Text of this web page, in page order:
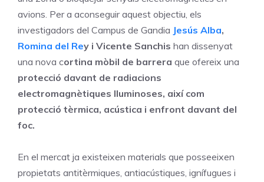
avions. Per a aconseguir aquest objectiu, els
investigadors del Campus de Gandia Jesús Alba,
Romina del Rey i Vicente Sanchis han dissenyat
una nova cortina mòbil de barrera que ofereix una
protecció davant de radiacions
electromagnètiques lluminoses, així com
protecció tèrmica, acústica i enfront davant del
foc.
En el mercat ja existeixen materials que posseeixen
propietats antitèrmiques, antiacústiques, ignífugues i